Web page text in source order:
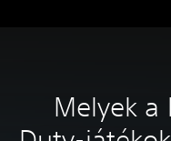
Melyek a